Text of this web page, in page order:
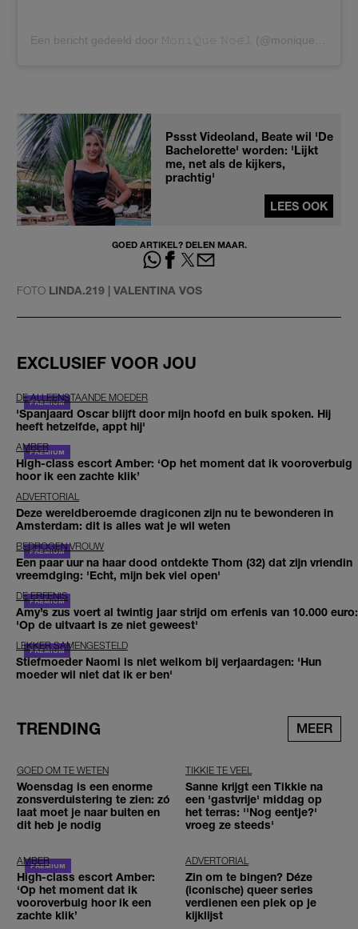
Een bericht gedeeld door 𝙼𝚘𝚗𝚒𝚀𝚞𝚎 𝙽𝚘𝚎̈𝚕 (@moniquenoell)
Pssst Videoland, Beate wil 'De
Bachelorette' worden: 'Lijkt
me, net als de kijkers,
prachtig'
LEES OOK
GOED ARTIKEL? DELEN MAAR.
FOTO LINDA.219 | VALENTINA VOS
EXCLUSIEF VOOR JOU
DE ALLEENSTAANDE MOEDER
'Spanjaard Oscar blijft door mijn hoofd en buik spoken. Hij
heeft hetzelfde, appt hij'
AMBER
High-class escort Amber: ‘Op het moment dat ik vooroverbuig
hoor ik een zachte klik’
ADVERTORIAL
Deze wereldberoemde dragiconen zijn nu te bewonderen in
Amsterdam: dit is alles wat je wil weten
BEDROGEN VROUW
Een paar uur na haar dood ontdekte Thom (32) dat zijn vriendin
vreemdging: 'Echt, mijn bek viel open'
DE ERFENIS
Amy’s zus voert al twintig jaar strijd om erfenis van 10.000 euro:
'Op de uitvaart is ze niet geweest'
LEKKER SAMENGESTELD
Stiefmoeder Naomi is niet welkom bij verjaardagen: 'Hun
moeder wil niet dat ik er ben'
TRENDING MEER
GOED OM TE WETEN
Woensdag is een enorme
zonsverduistering te zien: zó
laat moet je naar buiten en
dit heb je nodig
TIKKIE TE VEEL
Sanne krijgt een Tikkie na
een 'gastvrije' middag op
het terras: ''Nog eentje?'
vroeg ze steeds'
AMBER
High-class escort Amber:
‘Op het moment dat ik
vooroverbuig hoor ik een
zachte klik’
ADVERTORIAL
Zin om te bingen? Déze
(iconische) queer series
verdienen een plek op je
kijklijst